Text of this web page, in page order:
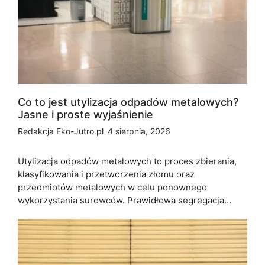
Co to jest utylizacja odpadów metalowych?
Jasne i proste wyjaśnienie
Redakcja Eko-Jutro.pl 4 sierpnia, 2026
Utylizacja odpadów metalowych to proces zbierania,
klasyfikowania i przetworzenia złomu oraz
przedmiotów metalowych w celu ponownego
wykorzystania surowców. Prawidłowa segregacja…